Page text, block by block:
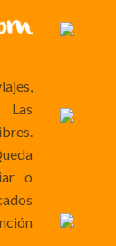
Las
o